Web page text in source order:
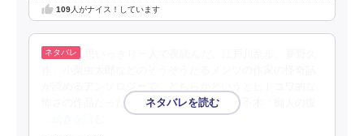
109人がナイス！しています
怖さの作品だった。お気に入りは、小坂井不木「痴人の復